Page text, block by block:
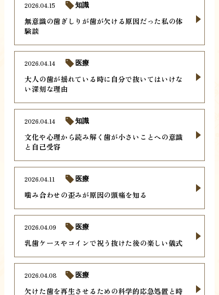
無意識の歯ぎしりが歯が欠ける原因だった私の体
験談
2026.04.15 知識
大人の歯が揺れている時に自分で抜いてはいけな
い深刻な理由
2026.04.14 医療
文化や心理から読み解く歯が小さいことへの意識
と自己受容
2026.04.14 知識
噛み合わせの歪みが原因の頭痛を知る
2026.04.11 医療
乳歯ケースやコインで祝う抜けた後の楽しい儀式
2026.04.09 医療
欠けた歯を再生させるための科学的応急処置と時
2026.04.08 医療